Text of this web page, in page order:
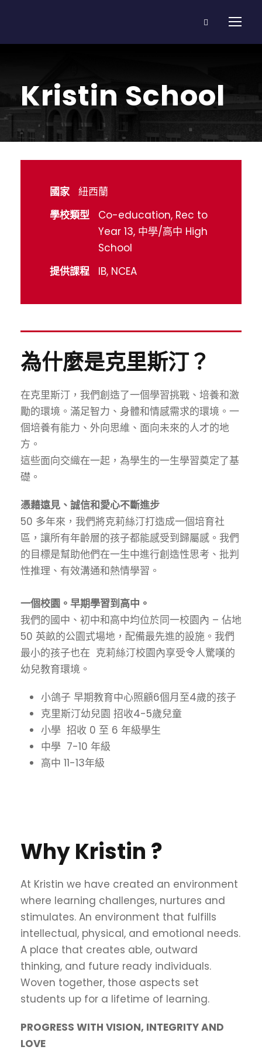
Kristin School
國家
紐西蘭
學校類型
Co-education, Rec to
Year 13, 中學/高中 High
School
提供課程
IB, NCEA
為什麼是克里斯汀？
在克里斯汀，我們創造了一個學習挑戰、培養和激
勵的環境。滿足智力、身體和情感需求的環境。一
個培養有能力、外向思維、面向未來的人才的地
方。
這些面向交織在一起，為學生的一生學習奠定了基
礎。
憑藉遠見、誠信和愛心不斷進步
50 多年來，我們將克莉絲汀打造成一個培育社
區，讓所有年齡層的孩子都能感受到歸屬感。我們
的目標是幫助他們在一生中進行創造性思考、批判
性推理、有效溝通和熱情學習。
一個校園。早期學習到高中。
我們的國中、初中和高中均位於同一校園內 – 佔地
50 英畝的公園式場地，配備最先進的設施。我們
最小的孩子也在 克莉絲汀校園內享受令人驚嘆的
幼兒教育環境。
小鴿子 早期教育中心照顧6個月至4歲的孩子
克里斯汀幼兒園 招收4-5歲兒童
小學 招收 0 至 6 年級學生
中學 7-10 年級
高中 11-13年級
Why Kristin ?
At Kristin we have created an environment
where learning challenges, nurtures and
stimulates. An environment that fulfills
intellectual, physical, and emotional needs.
A place that creates able, outward
thinking, and future ready individuals.
Woven together, those aspects set
students up for a lifetime of learning.
PROGRESS WITH VISION, INTEGRITY AND
LOVE